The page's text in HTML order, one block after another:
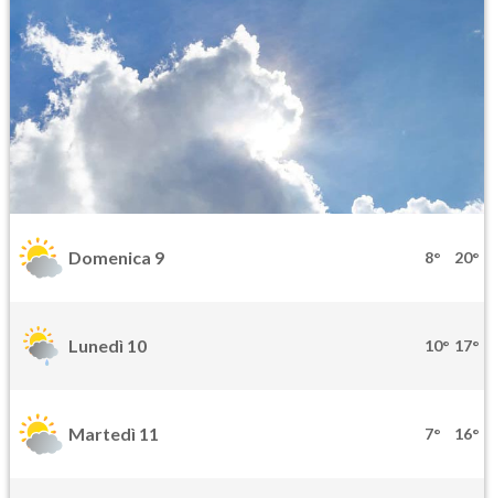
Domenica 9 8° 20°
Lunedì 10 10° 17°
Martedì 11 7° 16°